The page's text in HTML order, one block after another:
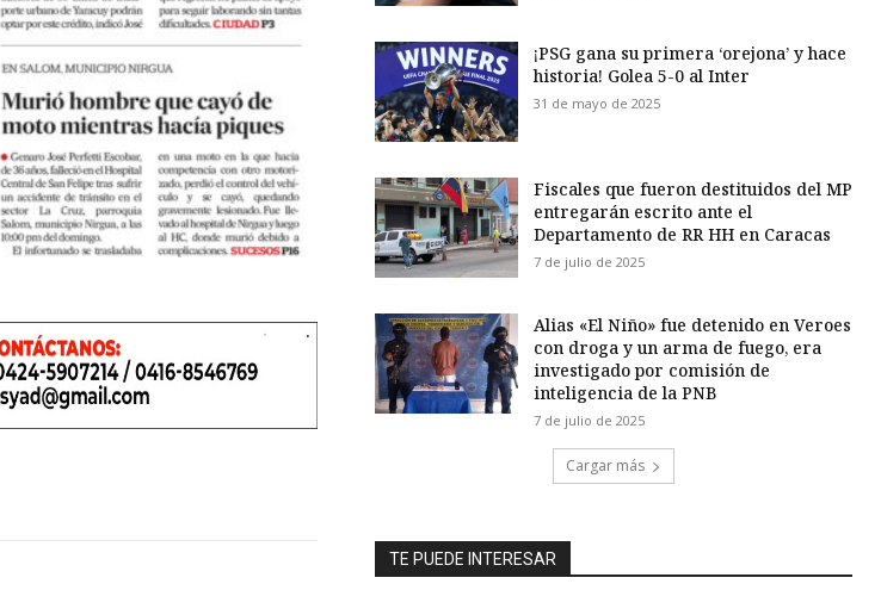
¡PSG gana su primera ‘orejona’ y hace
historia! Golea 5-0 al Inter
31 de mayo de 2025
Fiscales que fueron destituidos del MP
entregarán escrito ante el
Departamento de RR HH en Caracas
7 de julio de 2025
Alias «El Niño» fue detenido en Veroes
con droga y un arma de fuego, era
investigado por comisión de
inteligencia de la PNB
7 de julio de 2025
Cargar más
TE PUEDE INTERESAR